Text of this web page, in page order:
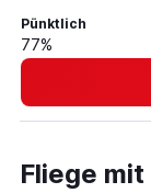
Pünktlich
77%
Fliege mit